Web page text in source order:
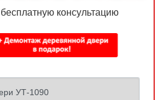
консультацию